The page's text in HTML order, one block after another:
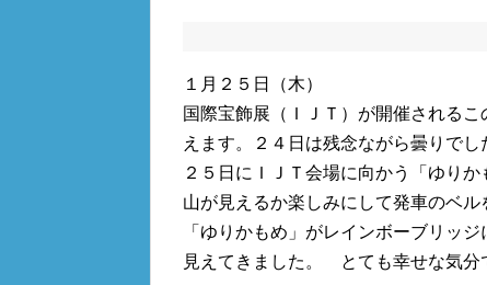
１月２５日（木）
国際宝飾展（ＩＪＴ）が開催される
えます。２４日は残念ながら曇りでし
２５日にＩＪＴ会場に向かう「ゆり
山が見えるか楽しみにして発車のベル
「ゆりかもめ」がレインボーブリッ
見えてきました。 とても幸せな気分